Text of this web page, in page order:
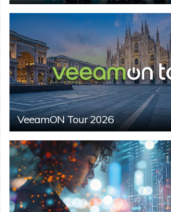
VeeamON Tour 2026